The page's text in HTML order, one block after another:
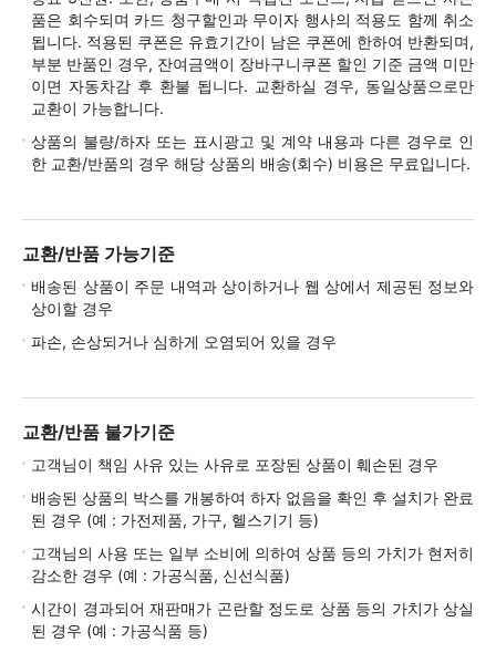
품은 회수되며 카드 청구할인과 무이자 행사의 적용도 함께 취소
됩니다. 적용된 쿠폰은 유효기간이 남은 쿠폰에 한하여 반환되며,
부분 반품인 경우, 잔여금액이 장바구니쿠폰 할인 기준 금액 미만
이면 자동차감 후 환불 됩니다. 교환하실 경우, 동일상품으로만
교환이 가능합니다.
상품의 불량/하자 또는 표시광고 및 계약 내용과 다른 경우로 인
한 교환/반품의 경우 해당 상품의 배송(회수) 비용은 무료입니다.
교환/반품 가능기준
배송된 상품이 주문 내역과 상이하거나 웹 상에서 제공된 정보와
상이할 경우
파손, 손상되거나 심하게 오염되어 있을 경우
교환/반품 불가기준
고객님이 책임 사유 있는 사유로 포장된 상품이 훼손된 경우
배송된 상품의 박스를 개봉하여 하자 없음을 확인 후 설치가 완료
된 경우 (예 : 가전제품, 가구, 헬스기기 등)
고객님의 사용 또는 일부 소비에 의하여 상품 등의 가치가 현저히
감소한 경우 (예 : 가공식품, 신선식품)
시간이 경과되어 재판매가 곤란할 정도로 상품 등의 가치가 상실
된 경우 (예 : 가공식품 등)